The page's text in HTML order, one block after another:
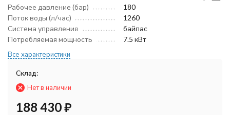
Рабочее давление (бар)
180
Поток воды (л/час)
1260
Система управления
байпас
Потребляемая мощность
7.5 кВт
Все характеристики
Склад:
Нет в наличии
188 430₽